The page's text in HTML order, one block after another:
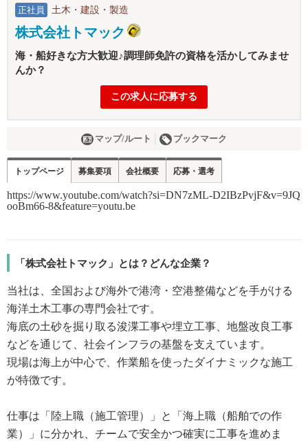
正社員 土木・建設・製造
株式会社トマック
海・船好きな方大歓迎♪調理師免許の資格を活かしてみませ
んか？
この求人に応募する
マップ/ルート ブックマーク
トップページ 募集要項 会社概要 応募・選考
「株式会社トマック」とは？どんな企業？
当社は、全国および海外で港湾・空港整備などを手がける
海洋土木工事の専門会社です。
海底の土砂を掘り取る浚渫工事や埋立工事、地盤改良工事
などを通じて、社会インフラの基盤を支えています。
現場は海上が中心で、作業船を使ったダイナミックな施工
が特徴です。
仕事は「陸上職（施工管理）」と「海上職（船舶での作
業）」に分かれ、チームで安全かつ確実に工事を進めま